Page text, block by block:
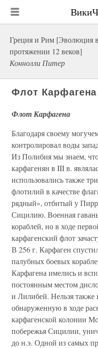
Греция и Рим [Эволюция
протяжении 12 веков]
Коннолли Питер
Флот Карфагена
Флот Карфагена
Благодаря своему
контролировал воды
Из Полибия мы знаем,
карфагенян в III в.
использовались также
флотилий в качестве
рядный», отбитый у
Сицилию. Военная
кораблей, но в ходе
карфагенский флот
В 256 г. Карфаген
палубных боевых
Карфагена имелись и
постоянным местом
и Лилибей. Нельзя также
обнаруженную в ходе
карфагенской колонии
побережья Сицилии,
до н.э. Одной из самых